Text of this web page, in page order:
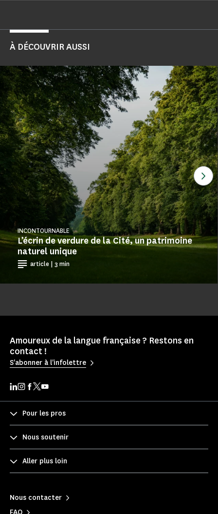
À DÉCOUVRIR AUSSI
L’écrin de verdure de la Cité, un patrimoine
naturel unique
INCONTOURNABLE
article | 3 min
Amoureux de la langue française ? Restons en
contact !
S'abonner à l'infolettre
Pour les pros
Nous soutenir
Aller plus loin
Nous contacter